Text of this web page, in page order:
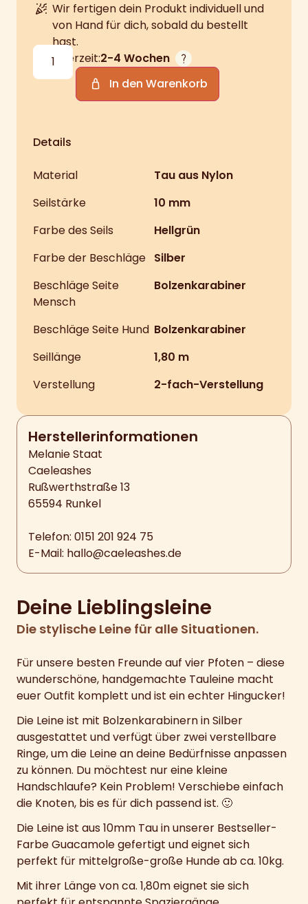
Wir fertigen dein Produkt individuell und
von Hand für dich, sobald du bestellt
hast.
Lieferzeit:2-4 Wochen
In den Warenkorb
Details
Material
Tau aus Nylon
Seilstärke
10 mm
Farbe des Seils
Hellgrün
Farbe der Beschläge Silber
Beschläge Seite
Mensch
Bolzenkarabiner
Beschläge Seite Hund Bolzenkarabiner
Seillänge
1,80 m
Verstellung
2-fach-Verstellung
Hersteller­informationen
Melanie Staat
Caeleashes
Rußwerthstraße 13
65594 Runkel
Telefon: 0151 201 924 75
E-Mail: hallo@caeleashes.de
Deine Lieblingsleine
Die stylische Leine für alle Situationen.
Für unsere besten Freunde auf vier Pfoten – diese
wunderschöne, handgemachte Tauleine macht
euer Outfit komplett und ist ein echter Hingucker!
Die Leine ist mit Bolzenkarabinern in Silber
ausgestattet und verfügt über zwei verstellbare
Ringe, um die Leine an deine Bedürfnisse anpassen
zu können. Du möchtest nur eine kleine
Handschlaufe? Kein Problem! Verschiebe einfach
die Knoten, bis es für dich passend ist. 🙂
Die Leine ist aus 10mm Tau in unserer Bestseller-
Farbe Guacamole gefertigt und eignet sich
perfekt für mittelgroße-große Hunde ab ca. 10kg.
Mit ihrer Länge von ca. 1,80m eignet sie sich